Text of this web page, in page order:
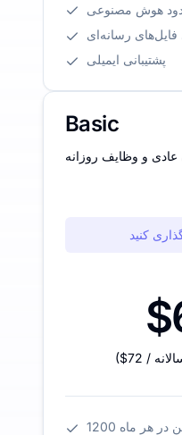
هوش مصنوعی
پشتیبانی ایمیلی
Basic
کنید
($72
در هر ماه